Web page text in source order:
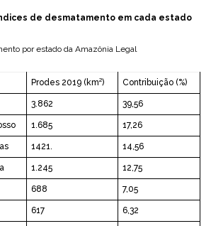
de desmatamento em cada estado
por estado da Amazônia Legal
Prodes 2019 (km²) Contribuição (%)
3.862 39,56
1.685 17,26
1421. 14,56
1.245 12,75
688 7,05
617 6,32